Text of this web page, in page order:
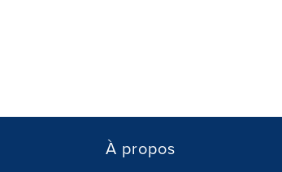
À propos